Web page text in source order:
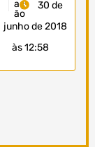
30 de
junho de 2018
às 12:58